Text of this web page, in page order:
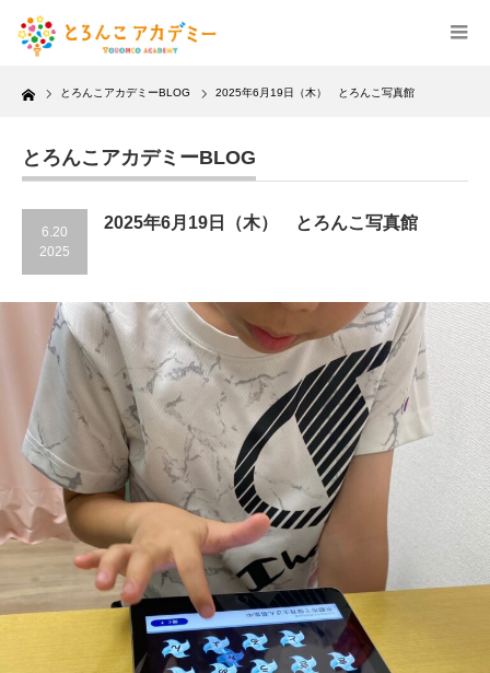
Home とろんこアカデミーBLOG 2025年6月19日（木） とろんこ写真館
とろんこアカデミーBLOG
6.20
2025
2025年6月19日（木） とろんこ写真館